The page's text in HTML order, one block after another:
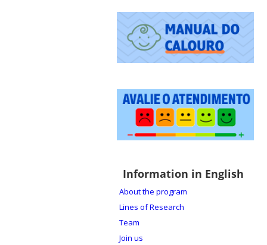
Information in English
About the program
Lines of Research
Team
Join us